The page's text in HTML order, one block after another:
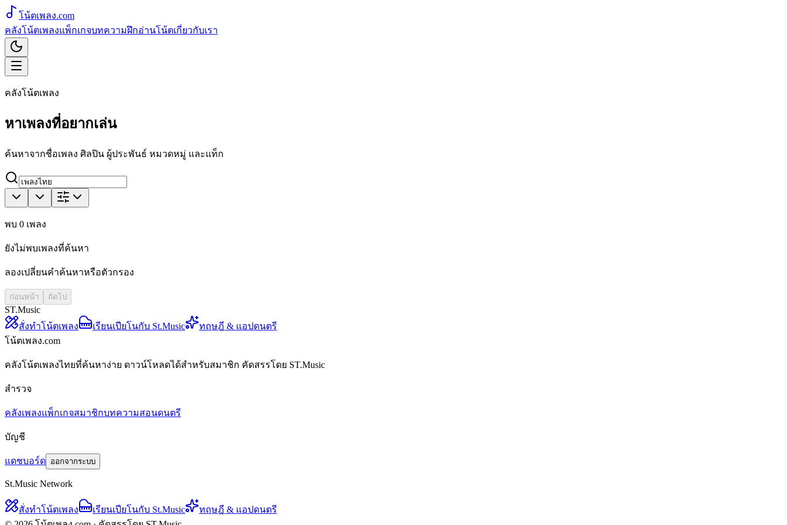
โน้ตเพลง.com
คลังโน้ตเพลงแพ็กเกจบทความฝึกอ่านโน้ตเกี่ยวกับเรา
คลังโน้ตเพลง
หาเพลงที่อยากเล่น
ค้นหาจากชื่อเพลง ศิลปิน ผู้ประพันธ์ หมวดหมู่ และแท็ก
พบ 0 เพลง
ยังไม่พบเพลงที่ค้นหา
ลองเปลี่ยนคำค้นหาหรือตัวกรอง
ก่อนหน้า ถัดไป
ST.Music
สั่งทำโน้ตเพลง
เรียนเปียโนกับ St.Music
ทฤษฎี & แอปดนตรี
โน้ตเพลง.com
คลังโน้ตเพลงไทยที่ค้นหาง่าย ดาวน์โหลดได้สำหรับสมาชิก คัดสรรโดย ST.Music
สำรวจ
คลังเพลงแพ็กเกจสมาชิกบทความสอนดนตรี
บัญชี
แดชบอร์ด ออกจากระบบ
St.Music Network
สั่งทำโน้ตเพลง เรียนเปียโนกับ St.Music
ทฤษฎี & แอปดนตรี